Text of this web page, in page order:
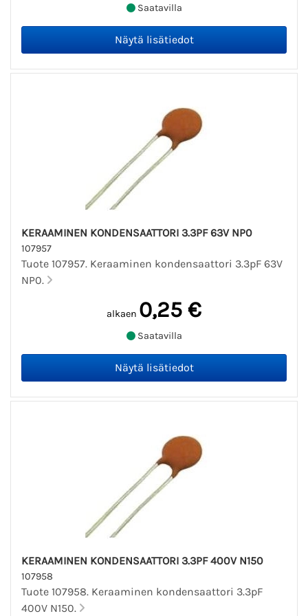
Saatavilla
KERAAMINEN KONDENSAATTORI 3.3PF 63V NP0
107957
Tuote 107957. Keraaminen kondensaattori 3.3pF 63V
NP0.
alkaen 0,25 €
Saatavilla
KERAAMINEN KONDENSAATTORI 3.3PF 400V N150
107958
Tuote 107958. Keraaminen kondensaattori 3.3pF
400V N150.